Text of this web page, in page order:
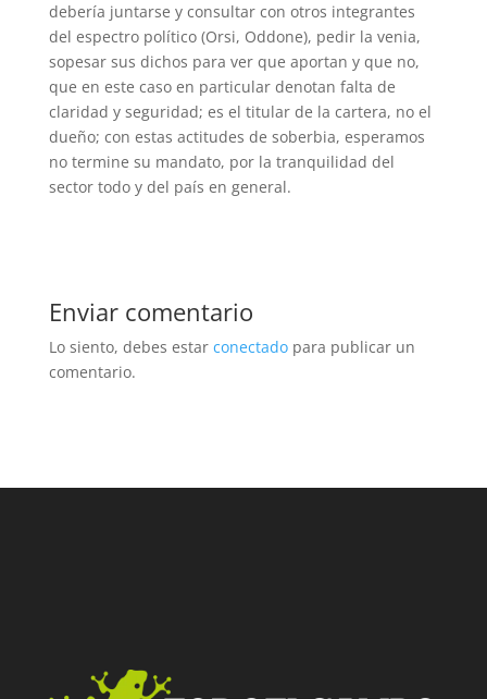
debería juntarse y consultar con otros integrantes
del espectro político (Orsi, Oddone), pedir la venia,
sopesar sus dichos para ver que aportan y que no,
que en este caso en particular denotan falta de
claridad y seguridad; es el titular de la cartera, no el
dueño; con estas actitudes de soberbia, esperamos
no termine su mandato, por la tranquilidad del
sector todo y del país en general.
Enviar comentario
Lo siento, debes estar conectadopara publicar un
comentario.